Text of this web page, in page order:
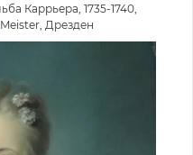
Каррьера, 1735-1740,
Дрезден